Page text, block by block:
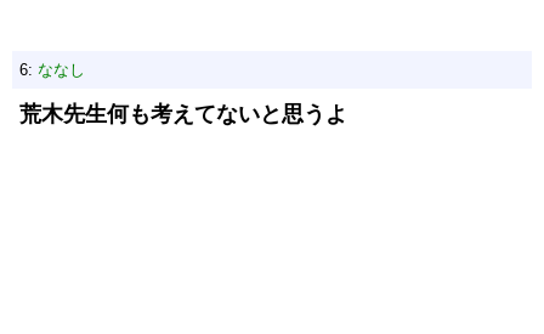
6: ななし
荒木先生何も考えてないと思うよ